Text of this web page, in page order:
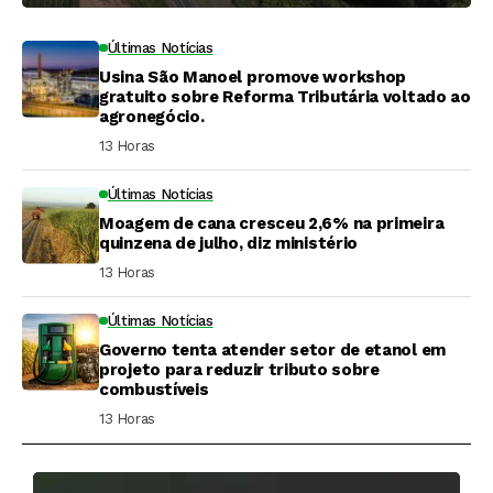
Últimas Notícias
Usina São Manoel promove workshop
gratuito sobre Reforma Tributária voltado ao
agronegócio.
13 Horas ⁮
Últimas Notícias
Moagem de cana cresceu 2,6% na primeira
quinzena de julho, diz ministério
13 Horas ⁮
Últimas Notícias
Governo tenta atender setor de etanol em
projeto para reduzir tributo sobre
combustíveis
13 Horas ⁮